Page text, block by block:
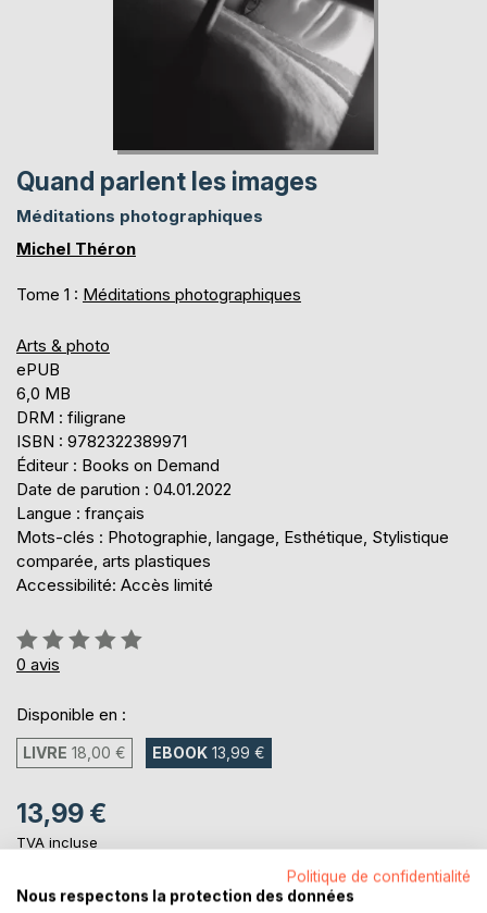
Quand parlent les images
Méditations photographiques
Michel Théron
Tome 1 : Méditations photographiques
Arts & photo
ePUB
6,0 MB
DRM : filigrane
ISBN : 9782322389971
Éditeur : Books on Demand
Date de parution : 04.01.2022
Langue : français
Mots-clés : Photographie, langage, Esthétique, Stylistique
comparée, arts plastiques
Accessibilité: Accès limité
Évaluation:
0%
0 avis
Disponible en :
LIVRE 18,00 € EBOOK 13,99 €
13,99 €
TVA incluse
Politique de confidentialité
Nous respectons la protection des données